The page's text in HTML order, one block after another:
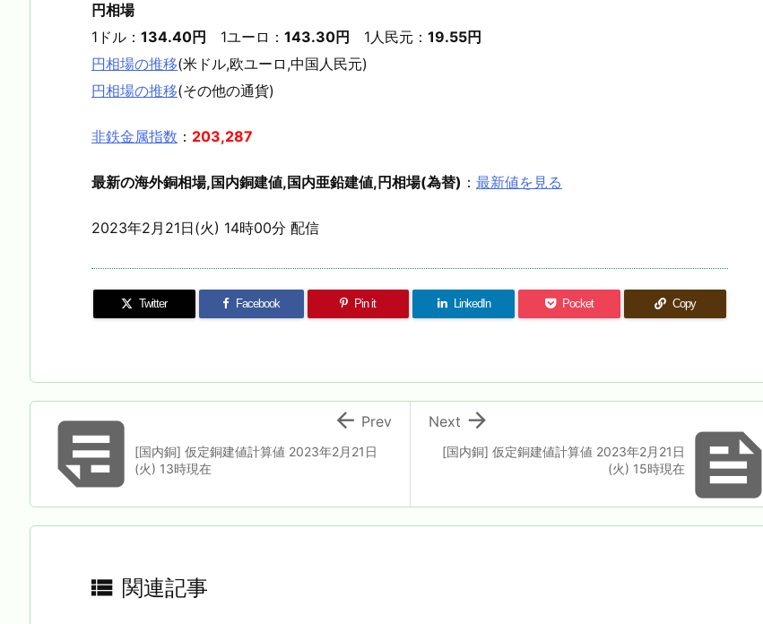
円相場
1ドル： 134.40円 1ユーロ： 143.30円 1人民元： 19.55円
円相場の推移(米ドル,欧ユーロ,中国人民元)
円相場の推移(その他の通貨)
非鉄金属指数 ： 203,287
最新の海外銅相場,国内銅建値,国内亜鉛建値,円相場(為替) ： 最新値を見る
2023年2月21日(火) 14時00分 配信
Twitter Facebook Pin it LinkedIn Pocket Copy

[国内銅] 仮定銅建値計算値 2023年2月21日
(火) 15時現在

Next
[国内銅] 仮定銅建値計算値 2023年2月21日
(火) 13時現在
 Prev
 関連記事